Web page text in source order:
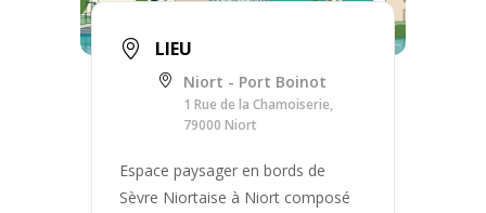
LIEU
Niort - Port Boinot
1 Rue de la Chamoiserie,
79000 Niort
Espace paysager en bords de
Sèvre Niortaise à Niort composé